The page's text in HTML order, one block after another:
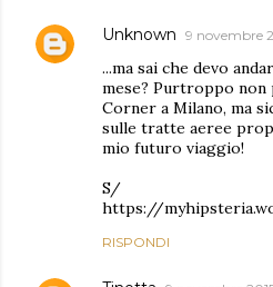
Unknown 9 novembre
...ma sai che devo
mese? Purtroppo
Corner a Milano, ma
sulle tratte aeree
mio futuro viaggio!
S/
https://
RISPONDI